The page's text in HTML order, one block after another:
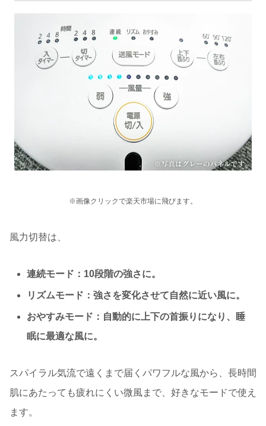
※画像クリックで楽天市場に飛びます。
風力切替は、
連続モード：10段階の強さに。
リズムモード：強さを変化させて自然に近い風に。
おやすみモード：自動的に上下の首振りになり、睡
眠に最適な風に。
スパイラル気流で遠くまで届くパワフルな風から、長時間
肌にあたっても疲れにくい微風まで、好きなモードで使え
ます。